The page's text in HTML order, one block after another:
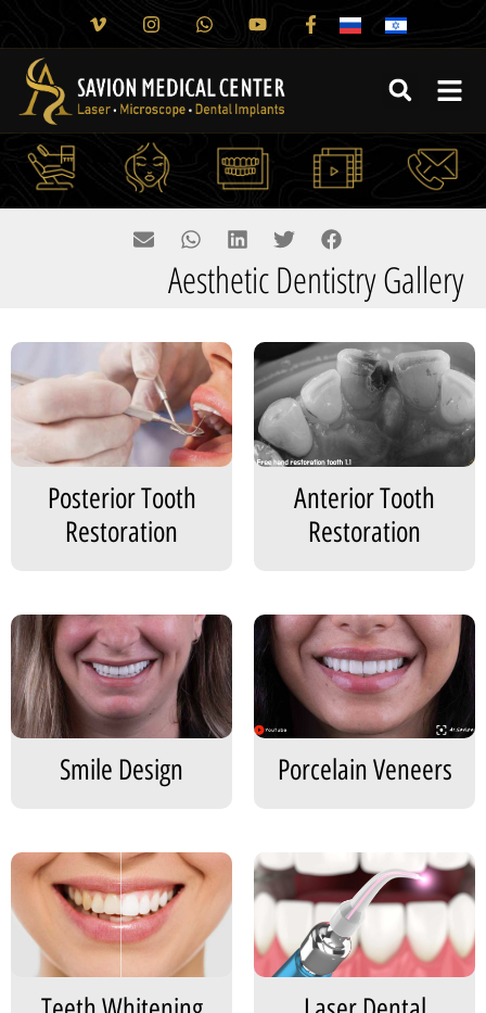
Aesthetic Dentistry Gallery
Anterior Tooth
Restoration
Posterior Tooth
Restoration
Porcelain Veneers
Smile Design